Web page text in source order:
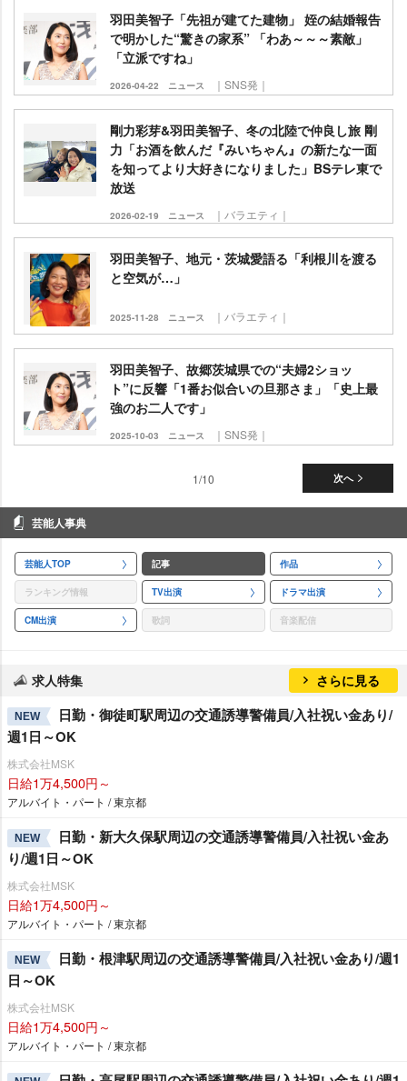
羽田美智子「先祖が建てた建物」 姪の結婚報告
で明かした“驚きの家系” 「わあ～～～素敵」
「立派ですね」
2026-04-22 ニュース ｜SNS発｜
剛力彩芽&羽田美智子、冬の北陸で仲良し旅 剛
力「お酒を飲んだ『みいちゃん』の新たな一面
を知ってより大好きになりました」BSテレ東で
放送
2026-02-19 ニュース ｜バラエティ｜
羽田美智子、地元・茨城愛語る「利根川を渡る
と空気が…」
2025-11-28 ニュース ｜バラエティ｜
羽田美智子、故郷茨城県での“夫婦2ショッ
ト”に反響「1番お似合いの旦那さま」「史上最
強のお二人です」
2025-10-03 ニュース ｜SNS発｜
次へ
1/10
芸能人事典
芸能人TOP 記事 作品
ランキング情報 TV出演 ドラマ出演
CM出演 歌詞 音楽配信
求人特集 さらに見る
NEW
日勤・御徒町駅周辺の交通誘導警備員/入社祝い金あり/
週1日～OK
株式会社MSK
日給1万4,500円～
アルバイト・パート / 東京都
NEW
日勤・新大久保駅周辺の交通誘導警備員/入社祝い金あ
り/週1日～OK
株式会社MSK
日給1万4,500円～
アルバイト・パート / 東京都
NEW
日勤・根津駅周辺の交通誘導警備員/入社祝い金あり/週1
日～OK
株式会社MSK
日給1万4,500円～
アルバイト・パート / 東京都